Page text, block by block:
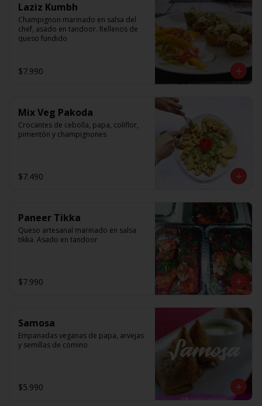
Laziz Kumbh
Champignon marinado en salsa del
chef, asado en tandoor. Rellenos de
queso fundido
$7.990
Mix Veg Pakoda
Crocantes de cebolla, papa, coliflor,
pimentón y champignones
$7.490
Paneer Tikka
Queso artesanal marinado en salsa
tikka. Asado en tandoor
$7.990
Samosa
Empanadas veganas de papa, arvejas
y semillas de comino
$5.990